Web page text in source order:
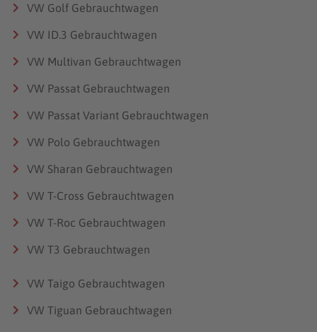
VW Golf Gebrauchtwagen
VW ID.3 Gebrauchtwagen
VW Multivan Gebrauchtwagen
VW Passat Gebrauchtwagen
VW Passat Variant Gebrauchtwagen
VW Polo Gebrauchtwagen
VW Sharan Gebrauchtwagen
VW T-Cross Gebrauchtwagen
VW T-Roc Gebrauchtwagen
VW T3 Gebrauchtwagen
VW Taigo Gebrauchtwagen
VW Tiguan Gebrauchtwagen